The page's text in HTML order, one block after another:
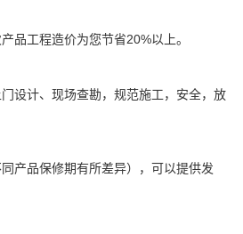
品工程造价为您节省20%以上。
设计、现场查勘，规范施工，安全，放
产品保修期有所差异），可以提供发